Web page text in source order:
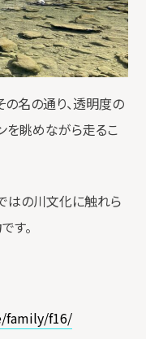
の名の通り、透明度の
を眺めながら走るこ
はの川文化に触れら
す。
family/f16/